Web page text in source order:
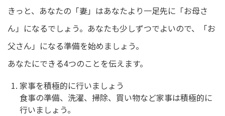
きっと、あなたの「妻」はあなたより一足先に「お母さ
ん」になるでしょう。あなたも少しずつでよいので、「お
父さん」になる準備を始めましょう。
あなたにできる4つのことを伝えます。
家事を積極的に行いましょう
食事の準備、洗濯、掃除、買い物など家事は積極的に
行いましょう。